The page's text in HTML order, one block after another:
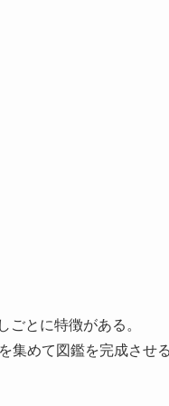
とに特徴がある。
集めて図鑑を完成させ